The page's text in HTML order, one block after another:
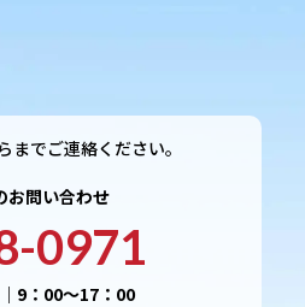
までご連絡ください。
お問い合わせ
0971
9：00〜17：00